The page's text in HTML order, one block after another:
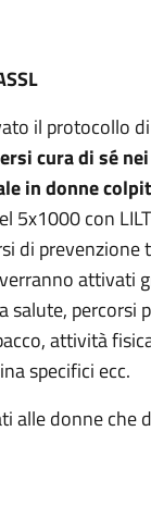
il protocollo
cura di sé
in donne
5x1000 con
di
attivati
salute, percorsi
attività
specifici ecc.
alle donne